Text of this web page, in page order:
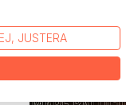
BoD
JUSTERA